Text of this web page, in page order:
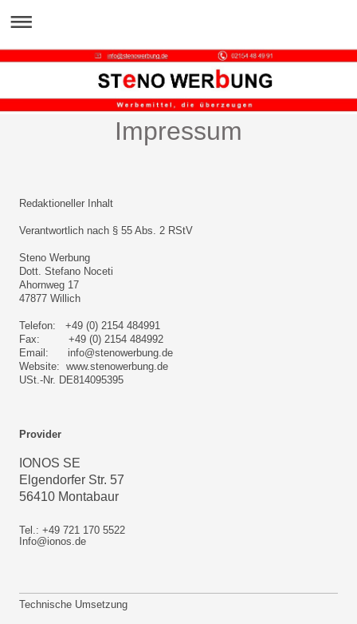
Impressum
Redaktioneller Inhalt
Verantwortlich nach § 55 Abs. 2 RStV
Steno Werbung
Dott. Stefano Noceti
Ahornweg 17
47877 Willich
Telefon: +49 (0) 2154 484991
Fax: +49 (0) 2154 484992
Email: info@stenowerbung.de
Website: www.stenowerbung.de
USt.-Nr. DE814095395
Provider
IONOS SE
Elgendorfer Str. 57
56410 Montabaur
Tel.: +49 721 170 5522
Info@ionos.de
Technische Umsetzung